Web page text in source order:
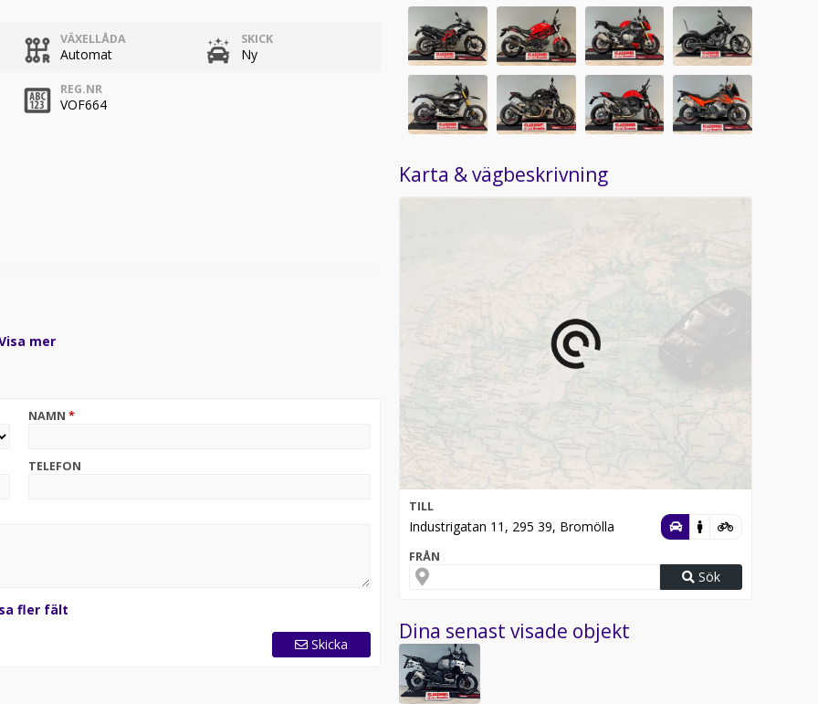
VÄXELLÅDA
Automat
SKICK
Ny
REG.NR
VOF664
mer
NAMN *
TELEFON
fler fält
Skicka
Karta & vägbeskrivning
TILL
Industrigatan 11, 295 39, Bromölla
FRÅN
Sök
Dina senast visade objekt